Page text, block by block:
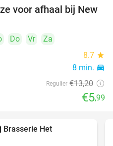
55%
voor afhaal bij New
Do Vr
Za
8.7 star
8 min. directions_car
Regulier €13,20
€5,99
Brasserie Het